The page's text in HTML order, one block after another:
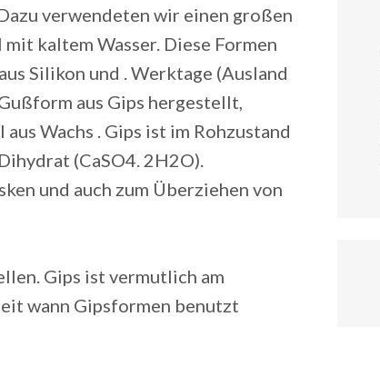
verwendeten wir einen großen
kaltem Wasser. Diese Formen
Silikon und . Werktage (Ausland
aus Gips hergestellt,
Wachs . Gips ist im Rohzustand
(CaSO4. 2H2O).
und auch zum Überziehen von
Gips ist vermutlich am
wann Gipsformen benutzt